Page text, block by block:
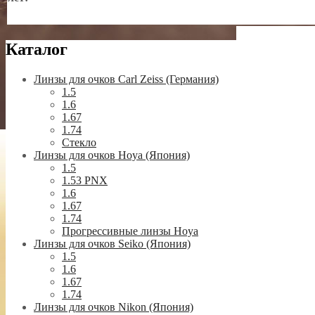
Каталог
Линзы для очков Carl Zeiss (Германия)
1.5
1.6
1.67
1.74
Стекло
Линзы для очков Hoya (Япония)
1.5
1.53 PNX
1.6
1.67
1.74
Прогрессивные линзы Hoya
Линзы для очков Seiko (Япония)
1.5
1.6
1.67
1.74
Линзы для очков Nikon (Япония)